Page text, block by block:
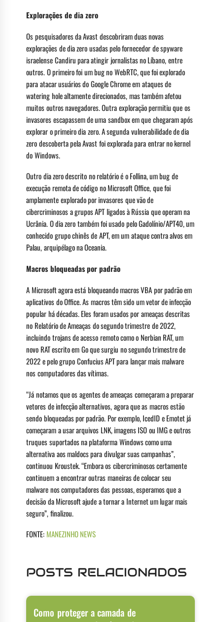
Explorações de dia zero
Os pesquisadores da Avast descobriram duas novas
explorações de dia zero usadas pelo fornecedor de spyware
israelense Candiru para atingir jornalistas no Líbano, entre
outros. O primeiro foi um bug no WebRTC, que foi explorado
para atacar usuários do Google Chrome em ataques de
watering hole altamente direcionados, mas também afetou
muitos outros navegadores. Outra exploração permitiu que os
invasores escapassem de uma sandbox em que chegaram após
explorar o primeiro dia zero. A segunda vulnerabilidade de dia
zero descoberta pela Avast foi explorada para entrar no kernel
do Windows.
Outro dia zero descrito no relatório é o Follina, um bug de
execução remota de código no Microsoft Office, que foi
amplamente explorado por invasores que vão de
cibercriminosos a grupos APT ligados à Rússia que operam na
Ucrânia. O dia zero também foi usado pelo Gadolínio/APT40, um
conhecido grupo chinês de APT, em um ataque contra alvos em
Palau, arquipélago na Oceania.
Macros bloqueadas por padrão
A Microsoft agora está bloqueando macros VBA por padrão em
aplicativos do Office. As macros têm sido um vetor de infecção
popular há décadas. Eles foram usados ​​por ameaças descritas
no Relatório de Ameaças do segundo trimestre de 2022,
incluindo trojans de acesso remoto como o Nerbian RAT, um
novo RAT escrito em Go que surgiu no segundo trimestre de
2022 e pelo grupo Confucius APT para lançar mais malware
nos computadores das vítimas.
“Já notamos que os agentes de ameaças começaram a preparar
vetores de infecção alternativos, agora que as macros estão
sendo bloqueadas por padrão. Por exemplo, IcedID e Emotet já
começaram a usar arquivos LNK, imagens ISO ou IMG e outros
truques suportados na plataforma Windows como uma
alternativa aos maldocs para divulgar suas campanhas”,
continuou Kroustek. “Embora os cibercriminosos certamente
continuem a encontrar outras maneiras de colocar seu
malware nos computadores das pessoas, esperamos que a
decisão da Microsoft ajude a tornar a Internet um lugar mais
seguro”, finalizou.
FONTE: MANEZINHO NEWS
POSTS RELACIONADOS
Como proteger a camada de